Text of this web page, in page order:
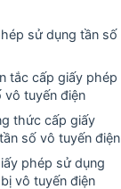
sử dụng tần số
tắc cấp giấy phép
vô tuyến điện
thức cấp giấy
số vô tuyến điện
phép sử dụng
vô tuyến điện